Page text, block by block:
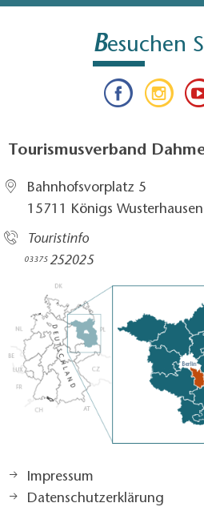
Besuchen
Tourismusverband
Bahnhofsvorplatz 5​
15711 Königs Wusterhausen
Touristinfo
03375252025​
Impressum
Datenschutzerklärung